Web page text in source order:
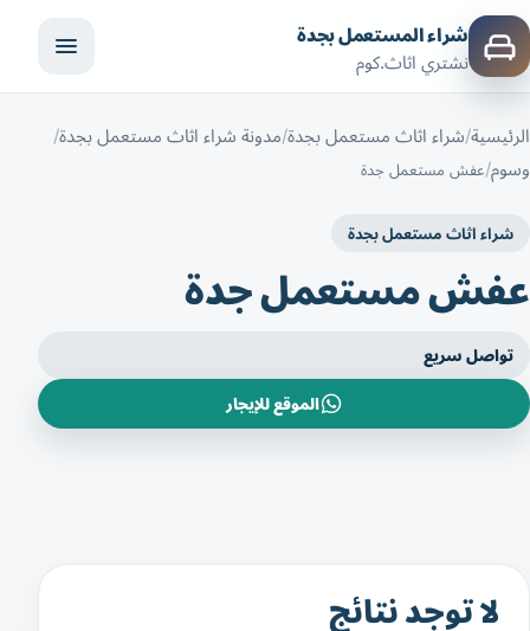
شراء المستعمل بجدة
نشتري اثاث.كوم
الرئيسية شراء اثاث مستعمل بجدة مدونة شراء اثاث مستعمل بجدة
وسوم عفش مستعمل جدة
شراء اثاث مستعمل بجدة
عفش مستعمل جدة
تواصل سريع
الموقع للإيجار
لا توجد نتائج